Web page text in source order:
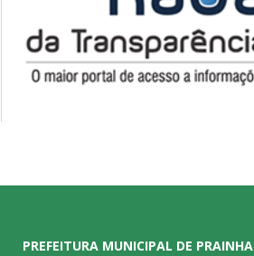
PREFEITURA MUNICIPAL DE PRAINHA